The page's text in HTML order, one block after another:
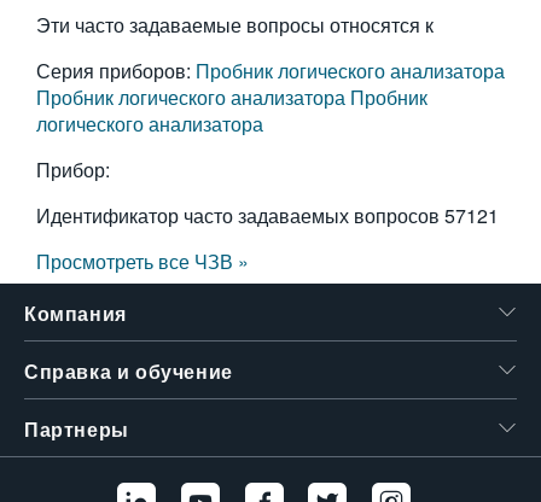
Эти часто задаваемые вопросы относятся к
Серия приборов: Пробник логического анализатора
Пробник логического анализатора Пробник
логического анализатора
Прибор:
Идентификатор часто задаваемых вопросов 57121
Просмотреть все ЧЗВ »
Компания
Справка и обучение
Партнеры